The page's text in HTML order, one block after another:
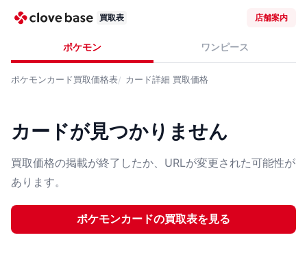
買取表 店舗案内
ポケモン ワンピース
ポケモンカード買取価格表 カード詳細 買取価格
カードが見つかりません
買取価格の掲載が終了したか、URLが変更された可能性が
あります。
ポケモンカードの買取表を見る